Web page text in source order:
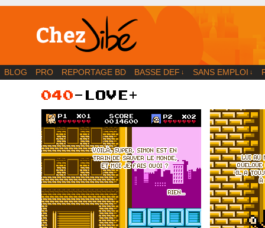
BD | Illustration | Blog
BLOG PRO REPORTAGE BD BASSE DEF ↓ SANS EMPLOI ↓